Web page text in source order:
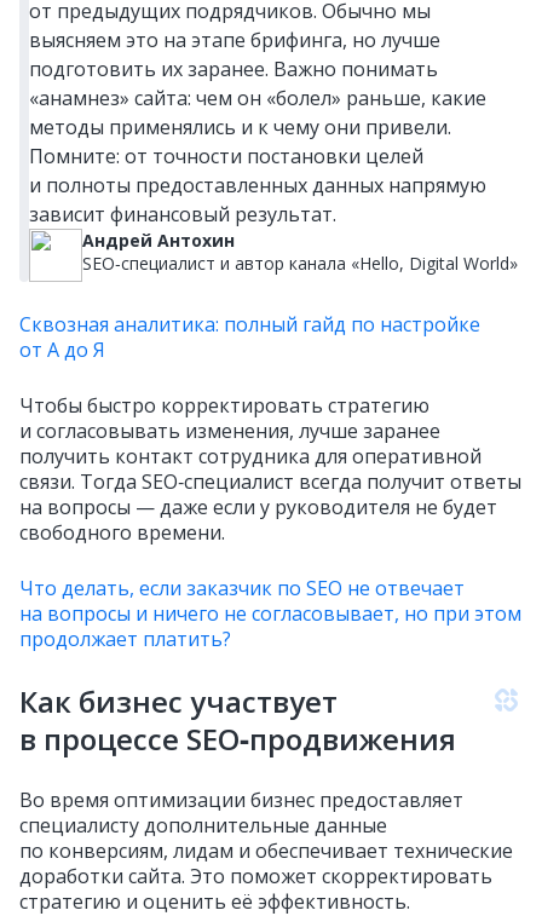
от предыдущих подрядчиков. Обычно мы
выясняем это на этапе брифинга, но лучше
подготовить их заранее. Важно понимать
«анамнез» сайта: чем он «болел» раньше, какие
методы применялись и к чему они привели.
Помните: от точности постановки целей
и полноты предоставленных данных напрямую
зависит финансовый результат.
Андрей Антохин
SEO‑специалист и автор канала «Hello, Digital World»
Сквозная аналитика: полный гайд по настройке
от А до Я
Чтобы быстро корректировать стратегию
и согласовывать изменения, лучше заранее
получить контакт сотрудника для оперативной
связи. Тогда SEO‑специалист всегда получит ответы
на вопросы — даже если у руководителя не будет
свободного времени.
Что делать, если заказчик по SEO не отвечает
на вопросы и ничего не согласовывает, но при этом
продолжает платить?
Как бизнес участвует
в процессе SEO‑продвижения
Во время оптимизации бизнес предоставляет
специалисту дополнительные данные
по конверсиям, лидам и обеспечивает технические
доработки сайта. Это поможет скорректировать
стратегию и оценить её эффективность.